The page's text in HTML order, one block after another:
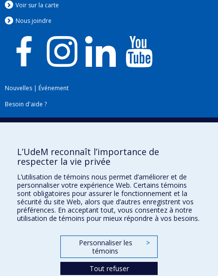
Voir sur la carte
Nous joindre
Nouvelles | Événement
Besoin d'aide ?
Plan du site|Accessibilité
Téléchargez les logos de l'ESPUM
L’UdeM reconnaît l’importance de
respecter la vie privée
L’utilisation de témoins nous permet d’améliorer et de
personnaliser votre expérience Web. Certains témoins
sont obligatoires pour assurer le fonctionnement et la
sécurité du site Web, alors que d’autres enregistrent vos
préférences. En acceptant tout, vous consentez à notre
utilisation de témoins pour mieux répondre à vos besoins.
Personnaliser les
témoins
>
Tout refuser